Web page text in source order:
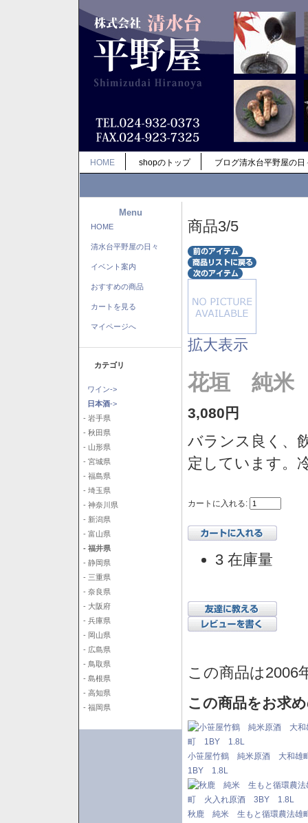
HOME shopのトップ ブログ清水台平野屋の日
Menu
HOME
清水台平野屋の日々
イベント案内
おすすめの商品
カートを見る
マイページへ
カテゴリ
ワイン->
日本酒->
- 岩手県
- 秋田県
- 山形県
- 宮城県
- 福島県
- 埼玉県
- 神奈川県
- 新潟県
- 富山県
- 福井県
- 静岡県
- 三重県
- 奈良県
- 大阪府
- 兵庫県
- 岡山県
- 広島県
- 鳥取県
- 島根県
- 高知県
- 福岡県
商品3/5
拡大表示
花垣 純米
3,080円
バランス良く、
定しています。
カートに入れる:
3 在庫量
この商品は2006
この商品をお求
小笹屋竹鶴 純米原酒 大和
1BY 1.8L
秋鹿 純米 生もと循環農法